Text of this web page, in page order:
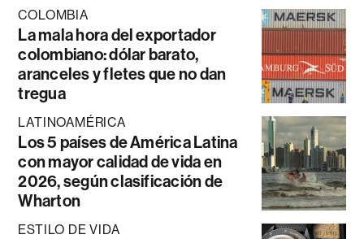
COLOMBIA
La mala hora del exportador
colombiano: dólar barato,
aranceles y fletes que no dan
tregua
LATINOAMÉRICA
Los 5 países de América Latina
con mayor calidad de vida en
2026, según clasificación de
Wharton
ESTILO DE VIDA